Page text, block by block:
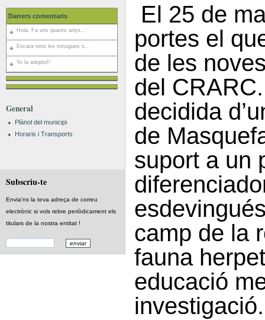
Darrers comentaris
Hola, Fa uns quants anys...
Encara tens les tortugues s...
Yo la adopto!!
General
Plànol del municipi
Horaris i Transports
Subscriu-te
Envia'ns la teva adreça de correu
electrònic si vols rebre periòdicament els
titulars de la nostra entitat !
El 25 de
portes el
de les
del
decidida
de
suport a un
camp de la
fauna
educació
investigació.